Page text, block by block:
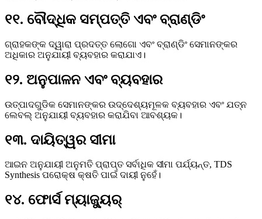
୧୧. ବୌଦ୍ଧିକ ସମ୍ପତ୍ତି ଏବଂ ବ୍ରାଣ୍ଡିଂ
ଗ୍ରାହକଙ୍କ ଦ୍ୱାରା ପ୍ରଦତ୍ତ ଲୋଗୋ ଏବଂ ବ୍ରାଣ୍ଡିଂ ସେମାନଙ୍କର
ଅଧିକାର ଅନୁଯାୟୀ ବ୍ୟବହାର କରାଯାଏ।
୧୨. ଅନୁପାଳନ ଏବଂ ବ୍ୟବହାର
ଉତ୍ପାଦଗୁଡିକ ସେମାନଙ୍କର ଉଦ୍ଦେଶ୍ୟମୂଳକ ବ୍ୟବହାର ଏବଂ ଯତ୍ନ
ଲେବଲ୍ ଅନୁଯାୟୀ ବ୍ୟବହାର କରାଯିବା ଆବଶ୍ୟକ।
୧୩. ଦାୟିତ୍ୱର ସୀମା
ଆଇନ ଅନୁଯାୟୀ ଅନୁମତି ପ୍ରାପ୍ତ ସର୍ବାଧିକ ସୀମା ପର୍ଯ୍ୟନ୍ତ, TDS
Synthesis ପରୋକ୍ଷ କ୍ଷତି ପାଇଁ ଦାୟୀ ନୁହେଁ।
୧୪. ଫୋର୍ସ ମ୍ୟାଜ୍ୟୁର୍